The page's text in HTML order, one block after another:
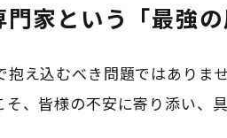
家という「最強
抱え込むべき問題ではありま
、皆様の不安に寄り添い、